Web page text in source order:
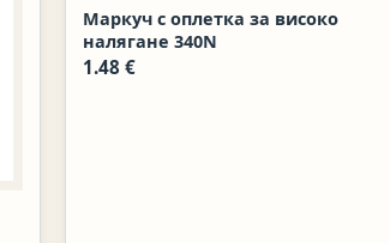
Маркуч с оплетка за високо
налягане 340N
1.48 €